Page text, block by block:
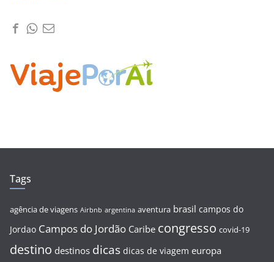
Tags
agência de viagens Airbnb argentina aventura brasil campos do
Jordao Campos do Jordão Caribe congresso covid-19
destino destinos dicas dicas de viagem europa